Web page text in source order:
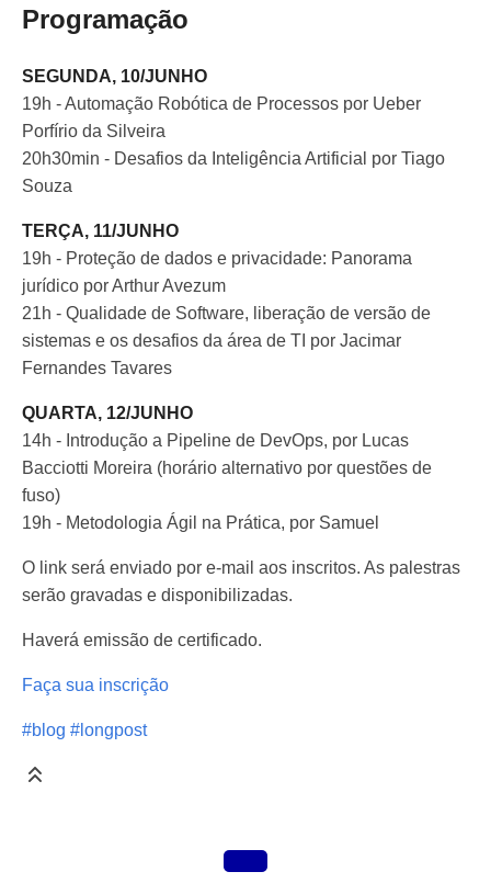
Programação
SEGUNDA, 10/JUNHO
19h - Automação Robótica de Processos por Ueber
Porfírio da Silveira
20h30min - Desafios da Inteligência Artificial por Tiago
Souza
TERÇA, 11/JUNHO
19h - Proteção de dados e privacidade: Panorama
jurídico por Arthur Avezum
21h - Qualidade de Software, liberação de versão de
sistemas e os desafios da área de TI por Jacimar
Fernandes Tavares
QUARTA, 12/JUNHO
14h - Introdução a Pipeline de DevOps, por Lucas
Bacciotti Moreira (horário alternativo por questões de
fuso)
19h - Metodologia Ágil na Prática, por Samuel
O link será enviado por e-mail aos inscritos. As palestras
serão gravadas e disponibilizadas.
Haverá emissão de certificado.
Faça sua inscrição
#blog #longpost